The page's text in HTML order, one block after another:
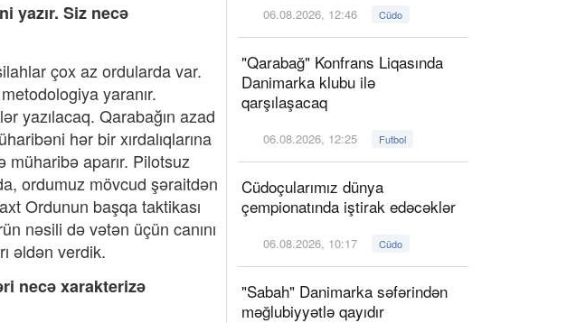
yazır. Siz necə
çox az ordularda var.
yaranır.
yazılacaq. Qarabağın azad
hər bir xırdalıqlarına
aparır. Pilotsuz
ordumuz mövcud şəraitdən
Ordunun başqa taktikası
nəsili də vətən üçün canını
əldən verdik.
necə xarakterizə
06.08.2026, 12:46 Cüdo
"Qarabağ" Konfrans Liqasında
Danimarka klubu ilə
qarşılaşacaq
06.08.2026, 12:25 Futbol
Cüdoçularımız dünya
çempionatında iştirak edəcəklər
06.08.2026, 10:17 Cüdo
"Sabah" Danimarka səfərindən
məğlubiyyətlə qayıdır